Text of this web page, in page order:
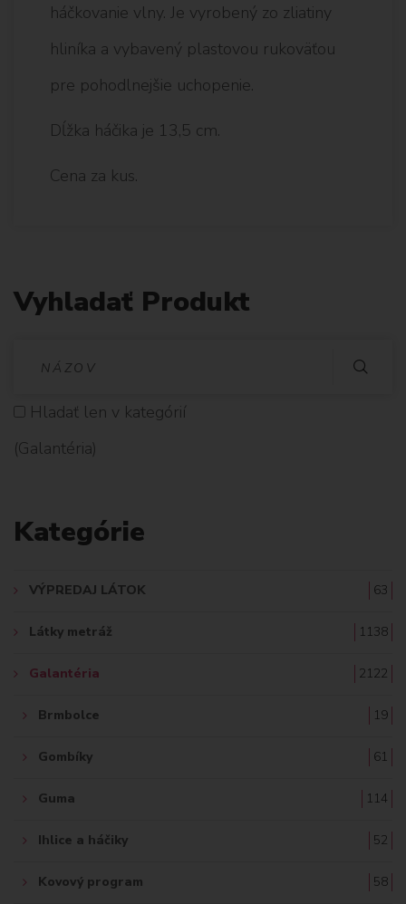
háčkovanie vlny. Je vyrobený zo zliatiny
hliníka a vybavený plastovou rukoväťou
pre pohodlnejšie uchopenie.
Dĺžka háčika je 13,5 cm.
Cena za kus.
Vyhladať Produkt
D
Hladať len v kategórií
(Galantéria)
Kategórie
VÝPREDAJ LÁTOK 63
Látky metráž 1138
Galantéria 2122
Brmbolce 19
Gombíky 61
Guma 114
Ihlice a háčiky 52
Kovový program 58